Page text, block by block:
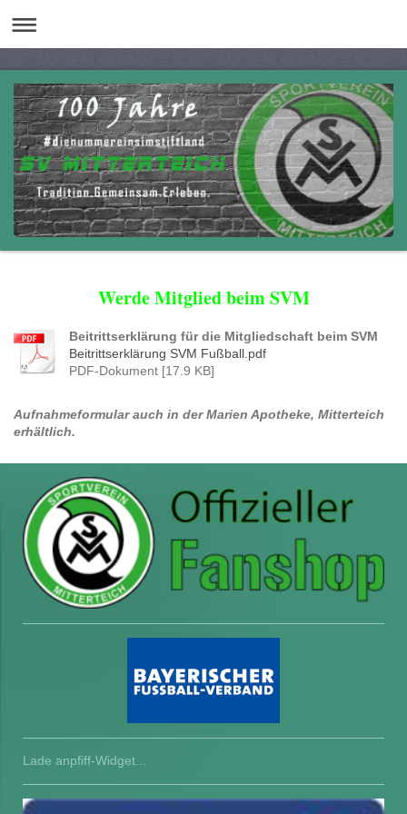
Werde Mitglied beim SVM
Beitrittserklärung für die Mitgliedschaft beim SVM
Beitrittserklärung SVM Fußball.pdf
PDF-Dokument [17.9 KB]
Aufnahmeformular auch in der Marien Apotheke, Mitterteich
erhältlich.
Lade anpfiff-Widget...